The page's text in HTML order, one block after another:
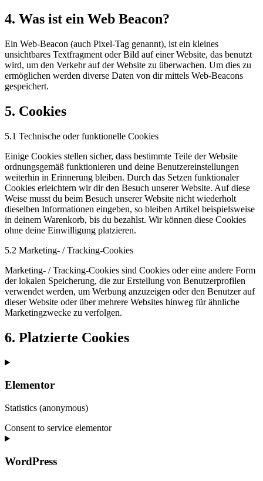
4. Was ist ein Web Beacon?
Ein Web-Beacon (auch Pixel-Tag genannt), ist ein kleines
unsichtbares Textfragment oder Bild auf einer Website, das benutzt
wird, um den Verkehr auf der Website zu überwachen. Um dies zu
ermöglichen werden diverse Daten von dir mittels Web-Beacons
gespeichert.
5. Cookies
5.1 Technische oder funktionelle Cookies
Einige Cookies stellen sicher, dass bestimmte Teile der Website
ordnungsgemäß funktionieren und deine Benutzereinstellungen
weiterhin in Erinnerung bleiben. Durch das Setzen funktionaler
Cookies erleichtern wir dir den Besuch unserer Website. Auf diese
Weise musst du beim Besuch unserer Website nicht wiederholt
dieselben Informationen eingeben, so bleiben Artikel beispielsweise
in deinem Warenkorb, bis du bezahlst. Wir können diese Cookies
ohne deine Einwilligung platzieren.
5.2 Marketing- / Tracking-Cookies
Marketing- / Tracking-Cookies sind Cookies oder eine andere Form
der lokalen Speicherung, die zur Erstellung von Benutzerprofilen
verwendet werden, um Werbung anzuzeigen oder den Benutzer auf
dieser Website oder über mehrere Websites hinweg für ähnliche
Marketingzwecke zu verfolgen.
6. Platzierte Cookies
Elementor
Statistics (anonymous)
Consent to service elementor
WordPress